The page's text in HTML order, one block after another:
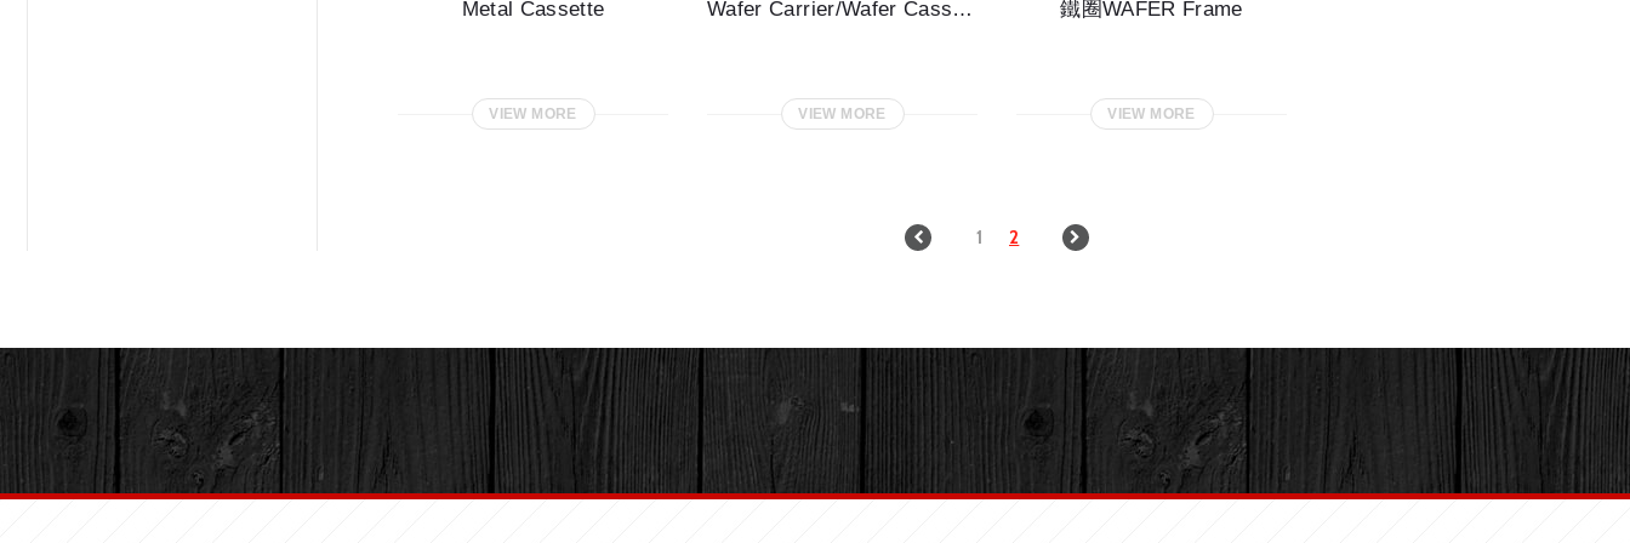
Metal Cassette
VIEW MORE
Wafer Carrier/Wafer Cassette
VIEW MORE
鐵圈WAFER Frame
VIEW MORE
1 2